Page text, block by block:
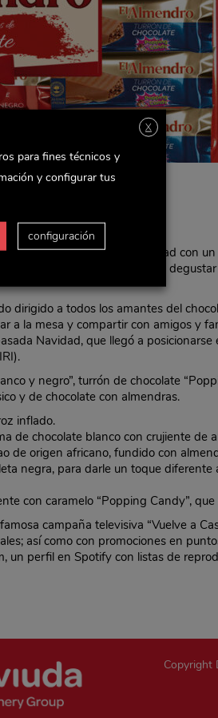
vuelve a casa esta Navidad con
variedades, pensadas para
dirigido a todos los amantes del
a la mesa y compartir con amigos y
Navidad, que llegó a
y negro”, turrón de chocolate
y de chocolate con almendras.
inflado.
de chocolate blanco con crujiente de
de origen africano, fundido con
negra, para darle un toque diferente
con caramelo “Popping Candy”,
campaña televisiva “Vuelve a
así como con promociones en
un perfil en Spotify con listas de
Copyright
X
para fines técnicos y
y configurar tus
configuración